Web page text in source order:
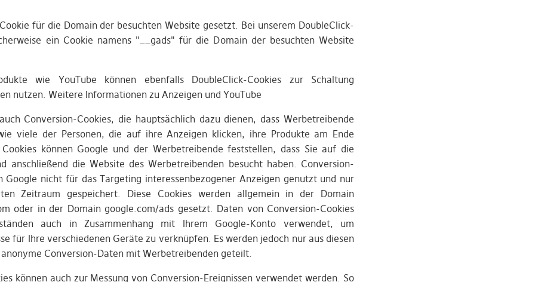
für die Domain der besuchten Website gesetzt. Bei unserem DoubleClick-
ein Cookie namens "__gads" für die Domain der besuchten Website
wie YouTube können ebenfalls DoubleClick-Cookies zur Schaltung
nutzen. Weitere Informationen zu Anzeigen und YouTube
Conversion-Cookies, die hauptsächlich dazu dienen, dass Werbetreibende
viele der Personen, die auf ihre Anzeigen klicken, ihre Produkte am Ende
können Google und der Werbetreibende feststellen, dass Sie auf die
anschließend die Website des Werbetreibenden besucht haben. Conversion-
Google nicht für das Targeting interessenbezogener Anzeigen genutzt und nur
Zeitraum gespeichert. Diese Cookies werden allgemein in der Domain
oder in der Domain google.com/ads gesetzt. Daten von Conversion-Cookies
auch in Zusammenhang mit Ihrem Google-Konto verwendet, um
für Ihre verschiedenen Geräte zu verknüpfen. Es werden jedoch nur aus diesen
Conversion-Daten mit Werbetreibenden geteilt.
können auch zur Messung von Conversion-Ereignissen verwendet werden. So